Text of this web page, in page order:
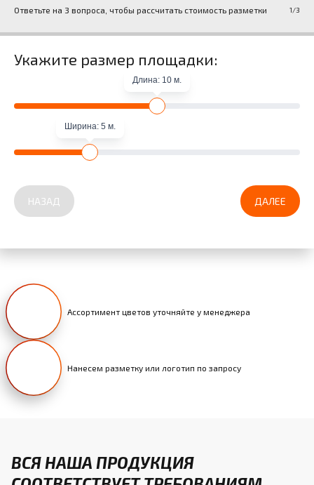
Ответьте на 3 вопроса, чтобы рассчитать стоимость разметки 1/3
Укажите размер площадки:
Длина: 10 м.
Ширина: 5 м.
НАЗАД ДАЛЕЕ
Ассортимент цветов уточняйте у менеджера
Нанесем разметку или логотип по запросу
ВСЯ НАША ПРОДУКЦИЯ